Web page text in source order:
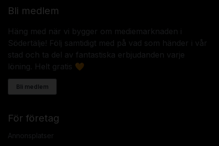
Bli medlem
Häng med när vi bygger om mediemarknaden i
Södertälje! Följ samtidigt med på vad som händer i vår
stad och ta del av fantastiska erbjudanden varje
löning. Helt gratis 🧡
Bli medlem
För företag
Annonsplatser